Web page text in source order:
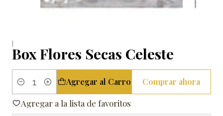
|
Box Flores Secas Celeste
Cantidad
Agregar al Carro Comprar ahora
Agregar a la lista de favoritos